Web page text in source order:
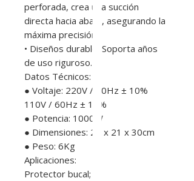
perforada, crea una succión
directa hacia abajo, asegurando la
máxima precisión.
• Diseños durable! Soporta años
de uso riguroso.
Datos Técnicos:
● Voltaje: 220V / 50Hz ± 10%
110V / 60Hz ± 10%
● Potencia: 1000W
● Dimensiones: 25 x 21 x 30cm
● Peso: 6Kg
Aplicaciones:
Protector bucal;